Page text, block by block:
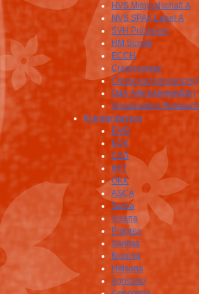
HVS Mitgliedschaft A
NVS SPAK Label A
SVH Präsidium
HM Suisse
ECCH
Craniosuisse
Craniosacralbalancing
OdA Alternativmedizin
Visualization Research
Krankenkassen
EMR
EGK
CSS
KPT
ÖKK
ASCA
Swica
Visana
Progres
Sanitas
Kloping
Helsana
Agrisano